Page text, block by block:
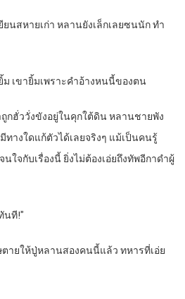
ยนสหายเก่า หลานยังเล็กเลยซนนัก ทำ
เขายิ้มเพราะคำอ้างหนนี้ของตน
กฮั่ววั่งขังอยู่ในคุกใต้ดิน หลานชายพัง
างใดแก้ตัวได้เลยจริงๆ แม้เป็นคนรู้
ใจกับเรื่องนี้ ยิ่งไม่ต้องเอ่ยถึงทัพอีกาดำผู้
นที!”
ายให้ปู่หลานสองคนนี้แล้ว ทหารที่เอ่ย